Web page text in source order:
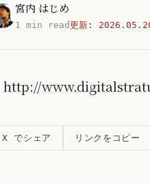
宮内 はじめ
1 min read更新:
http://
X でシェア リンクをコピー